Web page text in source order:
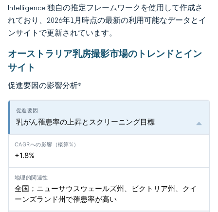
Intelligence 独自の推定フレームワークを使用して作成さ
れており、2026年1月時点の最新の利用可能なデータとイ
ンサイトで更新されています。
オーストラリア乳房撮影市場のトレンドとイン
サイト
促進要因の影響分析*
乳がん罹患率の上昇とスクリーニング目標
+1.8%
全国；ニューサウスウェールズ州、ビクトリア州、クイ
ーンズランド州で罹患率が高い